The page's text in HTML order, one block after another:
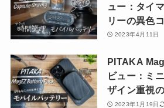
ュー：タイ
リーの異色
2023年4月11日
PITAKA
ビュー：ミ
ザイン重視
2023年1月19日